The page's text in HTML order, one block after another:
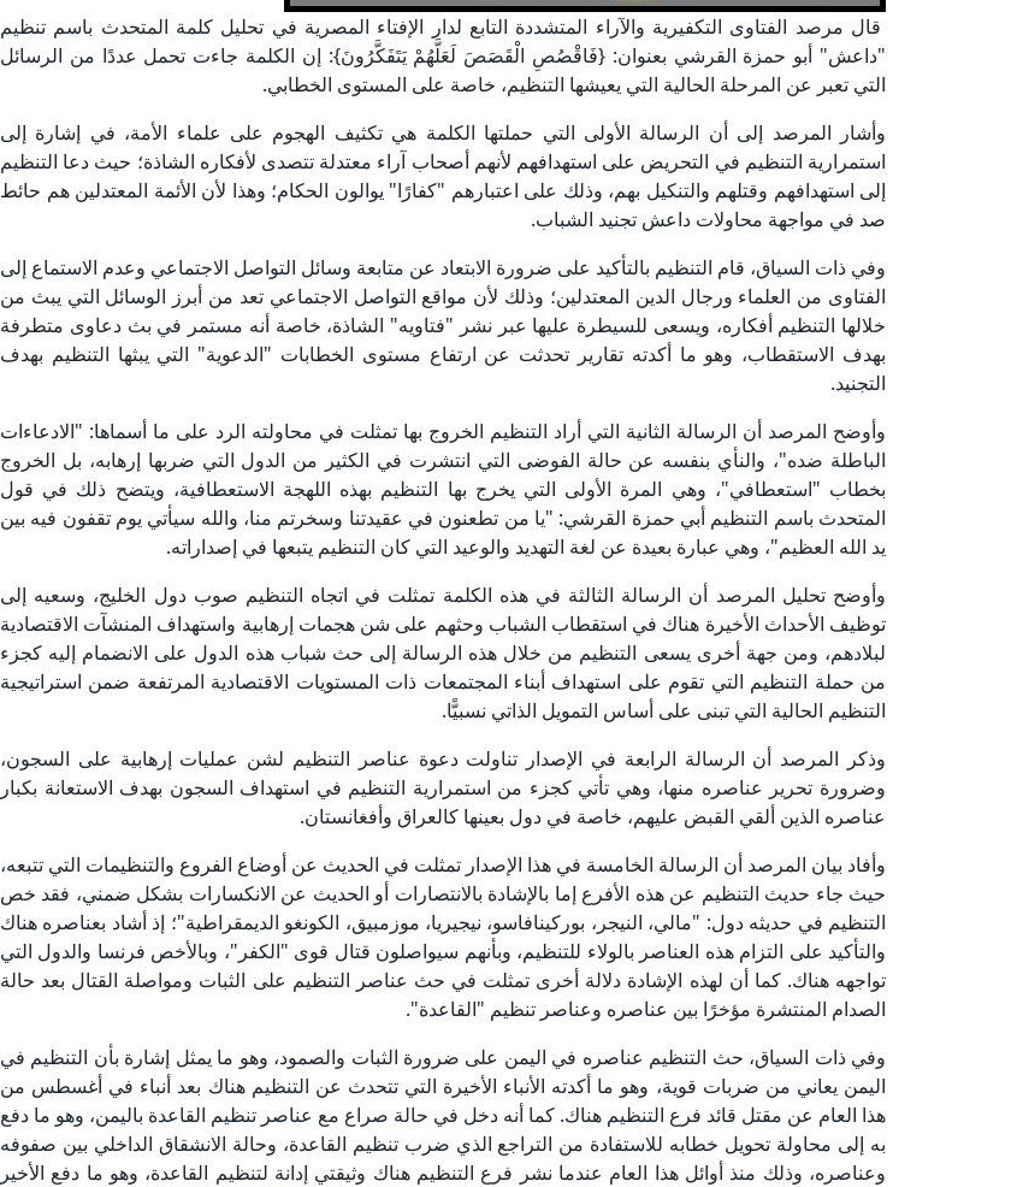
قال مرصد الفتاوى التكفيرية والآراء المتشددة التابع لدار الإفتاء المصرية في تحليل كلمة المتحدث باسم تنظيم
"داعش" أبو حمزة القرشي بعنوان: {فَاقْصُصِ الْقَصَصَ لَعَلَّهُمْ يَتَفَكَّرُونَ}: إن الكلمة جاءت تحمل عددًا من الرسائل
التي تعبر عن المرحلة الحالية التي يعيشها التنظيم، خاصة على المستوى الخطابي.
وأشار المرصد إلى أن الرسالة الأولى التي حملتها الكلمة هي تكثيف الهجوم على علماء الأمة، في إشارة إلى
استمرارية التنظيم في التحريض على استهدافهم لأنهم أصحاب آراء معتدلة تتصدى لأفكاره الشاذة؛ حيث دعا التنظيم
إلى استهدافهم وقتلهم والتنكيل بهم، وذلك على اعتبارهم "كفارًا" يوالون الحكام؛ وهذا لأن الأئمة المعتدلين هم حائط
صد في مواجهة محاولات داعش تجنيد الشباب.
وفي ذات السياق، قام التنظيم بالتأكيد على ضرورة الابتعاد عن متابعة وسائل التواصل الاجتماعي وعدم الاستماع إلى
الفتاوى من العلماء ورجال الدين المعتدلين؛ وذلك لأن مواقع التواصل الاجتماعي تعد من أبرز الوسائل التي يبث من
خلالها التنظيم أفكاره، ويسعى للسيطرة عليها عبر نشر "فتاويه" الشاذة، خاصة أنه مستمر في بث دعاوى متطرفة
بهدف الاستقطاب، وهو ما أكدته تقارير تحدثت عن ارتفاع مستوى الخطابات "الدعوية" التي يبثها التنظيم بهدف
التجنيد.
وأوضح المرصد أن الرسالة الثانية التي أراد التنظيم الخروج بها تمثلت في محاولته الرد على ما أسماها: "الادعاءات
الباطلة ضده"، والنأي بنفسه عن حالة الفوضى التي انتشرت في الكثير من الدول التي ضربها إرهابه، بل الخروج
بخطاب "استعطافي"، وهي المرة الأولى التي يخرج بها التنظيم بهذه اللهجة الاستعطافية، ويتضح ذلك في قول
المتحدث باسم التنظيم أبي حمزة القرشي: "يا من تطعنون في عقيدتنا وسخرتم منا، والله سيأتي يوم تقفون فيه بين
يد الله العظيم"، وهي عبارة بعيدة عن لغة التهديد والوعيد التي كان التنظيم يتبعها في إصداراته.
وأوضح تحليل المرصد أن الرسالة الثالثة في هذه الكلمة تمثلت في اتجاه التنظيم صوب دول الخليج، وسعيه إلى
توظيف الأحداث الأخيرة هناك في استقطاب الشباب وحثهم على شن هجمات إرهابية واستهداف المنشآت الاقتصادية
لبلادهم، ومن جهة أخرى يسعى التنظيم من خلال هذه الرسالة إلى حث شباب هذه الدول على الانضمام إليه كجزء
من حملة التنظيم التي تقوم على استهداف أبناء المجتمعات ذات المستويات الاقتصادية المرتفعة ضمن استراتيجية
التنظيم الحالية التي تبنى على أساس التمويل الذاتي نسبيًّا.
وذكر المرصد أن الرسالة الرابعة في الإصدار تناولت دعوة عناصر التنظيم لشن عمليات إرهابية على السجون،
وضرورة تحرير عناصره منها، وهي تأتي كجزء من استمرارية التنظيم في استهداف السجون بهدف الاستعانة بكبار
عناصره الذين ألقي القبض عليهم، خاصة في دول بعينها كالعراق وأفغانستان.
وأفاد بيان المرصد أن الرسالة الخامسة في هذا الإصدار تمثلت في الحديث عن أوضاع الفروع والتنظيمات التي تتبعه،
حيث جاء حديث التنظيم عن هذه الأفرع إما بالإشادة بالانتصارات أو الحديث عن الانكسارات بشكل ضمني، فقد خص
التنظيم في حديثه دول: "مالي، النيجر، بوركينافاسو، نيجيريا، موزمبيق، الكونغو الديمقراطية"؛ إذ أشاد بعناصره هناك
والتأكيد على التزام هذه العناصر بالولاء للتنظيم، وبأنهم سيواصلون قتال قوى "الكفر"، وبالأخص فرنسا والدول التي
تواجهه هناك. كما أن لهذه الإشادة دلالة أخرى تمثلت في حث عناصر التنظيم على الثبات ومواصلة القتال بعد حالة
الصدام المنتشرة مؤخرًا بين عناصره وعناصر تنظيم "القاعدة".
وفي ذات السياق، حث التنظيم عناصره في اليمن على ضرورة الثبات والصمود، وهو ما يمثل إشارة بأن التنظيم في
اليمن يعاني من ضربات قوية، وهو ما أكدته الأنباء الأخيرة التي تتحدث عن التنظيم هناك بعد أنباء في أغسطس من
هذا العام عن مقتل قائد فرع التنظيم هناك. كما أنه دخل في حالة صراع مع عناصر تنظيم القاعدة باليمن، وهو ما دفع
به إلى محاولة تحويل خطابه للاستفادة من التراجع الذي ضرب تنظيم القاعدة، وحالة الانشقاق الداخلي بين صفوفه
وعناصره، وذلك منذ أوائل هذا العام عندما نشر فرع التنظيم هناك وثيقتي إدانة لتنظيم القاعدة، وهو ما دفع الأخير